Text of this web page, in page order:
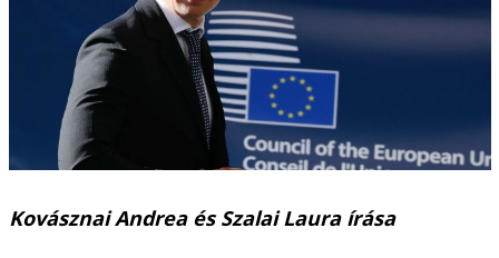
Kovásznai Andrea és Szalai Laura írása